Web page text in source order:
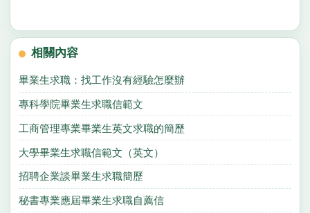
相關內容
畢業生求職：找工作沒有經驗怎麼辦
專科學院畢業生求職信範文
工商管理專業畢業生英文求職的簡歷
大學畢業生求職信範文（英文）
招聘企業談畢業生求職簡歷
秘書專業應屆畢業生求職自薦信